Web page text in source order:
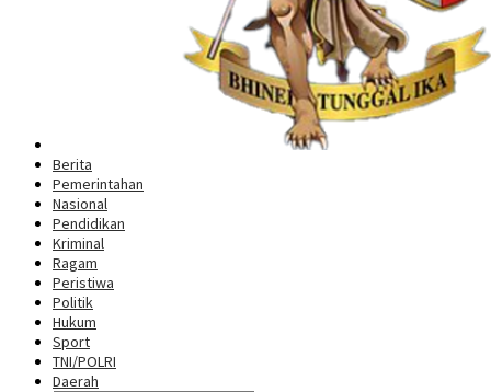
Berita
Pemerintahan
Nasional
Pendidikan
Kriminal
Ragam
Peristiwa
Politik
Hukum
Sport
TNI/POLRI
Daerah